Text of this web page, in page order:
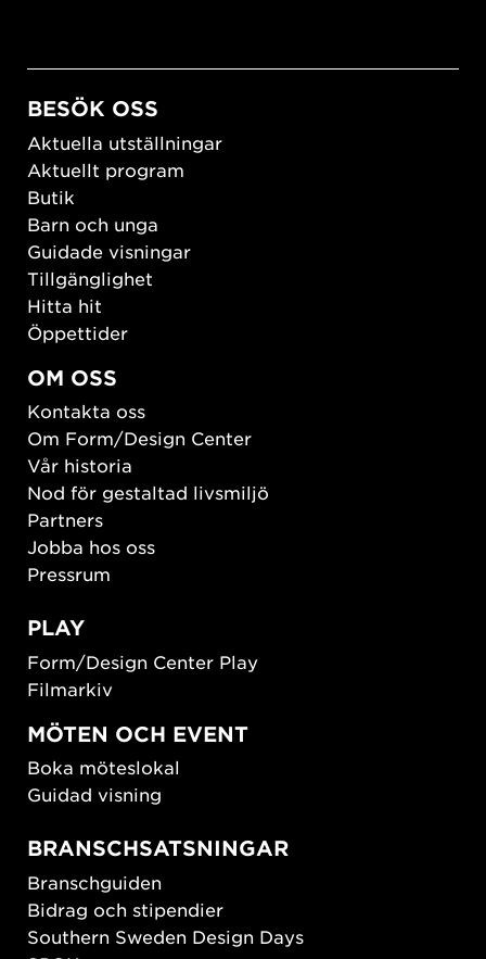
BESÖK OSS
Aktuella utställningar
Aktuellt program
Butik
Barn och unga
Guidade visningar
Tillgänglighet
Hitta hit
Öppettider
OM OSS
Kontakta oss
Om Form/Design Center
Vår historia
Nod för gestaltad livsmiljö
Partners
Jobba hos oss
Pressrum
PLAY
Form/Design Center Play
Filmarkiv
MÖTEN OCH EVENT
Boka möteslokal
Guidad visning
BRANSCHSATSNINGAR
Branschguiden
Bidrag och stipendier
Southern Sweden Design Days